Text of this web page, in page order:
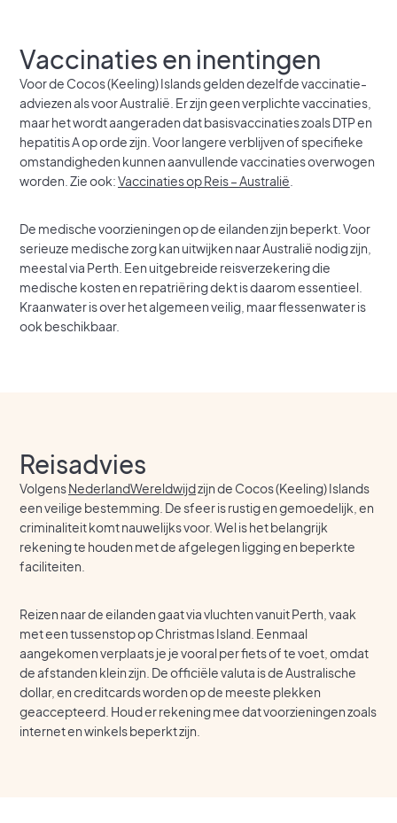
Vaccinaties en inentingen
Voor de Cocos (Keeling) Islands gelden dezelfde vaccinatie-
adviezen als voor Australië. Er zijn geen verplichte vaccinaties,
maar het wordt aangeraden dat basisvaccinaties zoals DTP en
hepatitis A op orde zijn. Voor langere verblijven of specifieke
omstandigheden kunnen aanvullende vaccinaties overwogen
worden. Zie ook:Vaccinaties op Reis – Australië
De medische voorzieningen op de eilanden zijn beperkt. Voor
serieuze medische zorg kan uitwijken naar Australië nodig zijn,
meestal via Perth. Een uitgebreide reisverzekering die
medische kosten en repatriëring dekt is daarom essentieel.
Kraanwater is over het algemeen veilig, maar flessenwater is
ook beschikbaar.
Reisadvies
VolgensNederlandWereldwijdzijn de Cocos (Keeling) Islands
een veilige bestemming. De sfeer is rustig en gemoedelijk, en
criminaliteit komt nauwelijks voor. Wel is het belangrijk
rekening te houden met de afgelegen ligging en beperkte
faciliteiten.
Reizen naar de eilanden gaat via vluchten vanuit Perth, vaak
met een tussenstop op Christmas Island. Eenmaal
aangekomen verplaats je je vooral per fiets of te voet, omdat
de afstanden klein zijn. De officiële valuta is de Australische
dollar, en creditcards worden op de meeste plekken
geaccepteerd. Houd er rekening mee dat voorzieningen zoals
internet en winkels beperkt zijn.